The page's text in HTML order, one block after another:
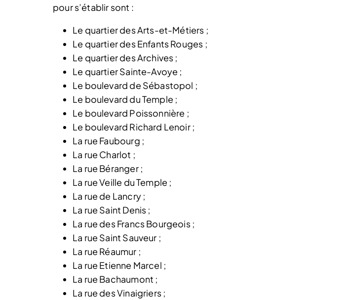
pour s’établir sont :
Le quartier des Arts-et-Métiers ;
Le quartier des Enfants Rouges ;
Le quartier des Archives ;
Le quartier Sainte-Avoye ;
Le boulevard de Sébastopol ;
Le boulevard du Temple ;
Le boulevard Poissonnière ;
Le boulevard Richard Lenoir ;
La rue Faubourg ;
La rue Charlot ;
La rue Béranger ;
La rue Veille du Temple ;
La rue de Lancry ;
La rue Saint Denis ;
La rue des Francs Bourgeois ;
La rue Saint Sauveur ;
La rue Réaumur ;
La rue Etienne Marcel ;
La rue Bachaumont ;
La rue des Vinaigriers ;